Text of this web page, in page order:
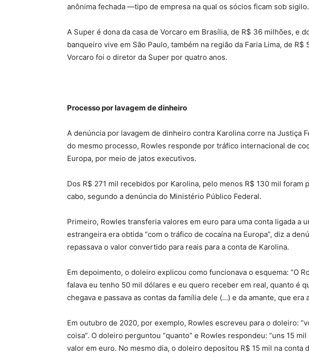
anônima fechada —tipo de empresa na qual os sócios ficam sob sigilo.
A Super é dona da casa de Vorcaro em Brasília, de R$ 36 milhões, e
banqueiro vive em São Paulo, também na região da Faria Lima, de R$
Vorcaro foi o diretor da Super por quatro anos.
Processo por lavagem de dinheiro
A denúncia por lavagem de dinheiro contra Karolina corre na Justiça
do mesmo processo, Rowles responde por tráfico internacional de
Europa, por meio de jatos executivos.
Dos R$ 271 mil recebidos por Karolina, pelo menos R$ 130 mil foram
cabo, segundo a denúncia do Ministério Público Federal.
Primeiro, Rowles transferia valores em euro para uma conta ligada a
estrangeira era obtida “com o tráfico de cocaína na Europa”, diz a
repassava o valor convertido para reais para a conta de Karolina.
Em depoimento, o doleiro explicou como funcionava o esquema: “O
falava eu tenho 50 mil dólares e eu quero receber em real, quanto é
chegava e passava as contas da família dele (…) e da amante, que era
Em outubro de 2020, por exemplo, Rowles escreveu para o doleiro:
coisa”. O doleiro perguntou “quanto” e Rowles respondeu: “uns 15
valor em euro. No mesmo dia, o doleiro depositou R$ 15 mil na conta